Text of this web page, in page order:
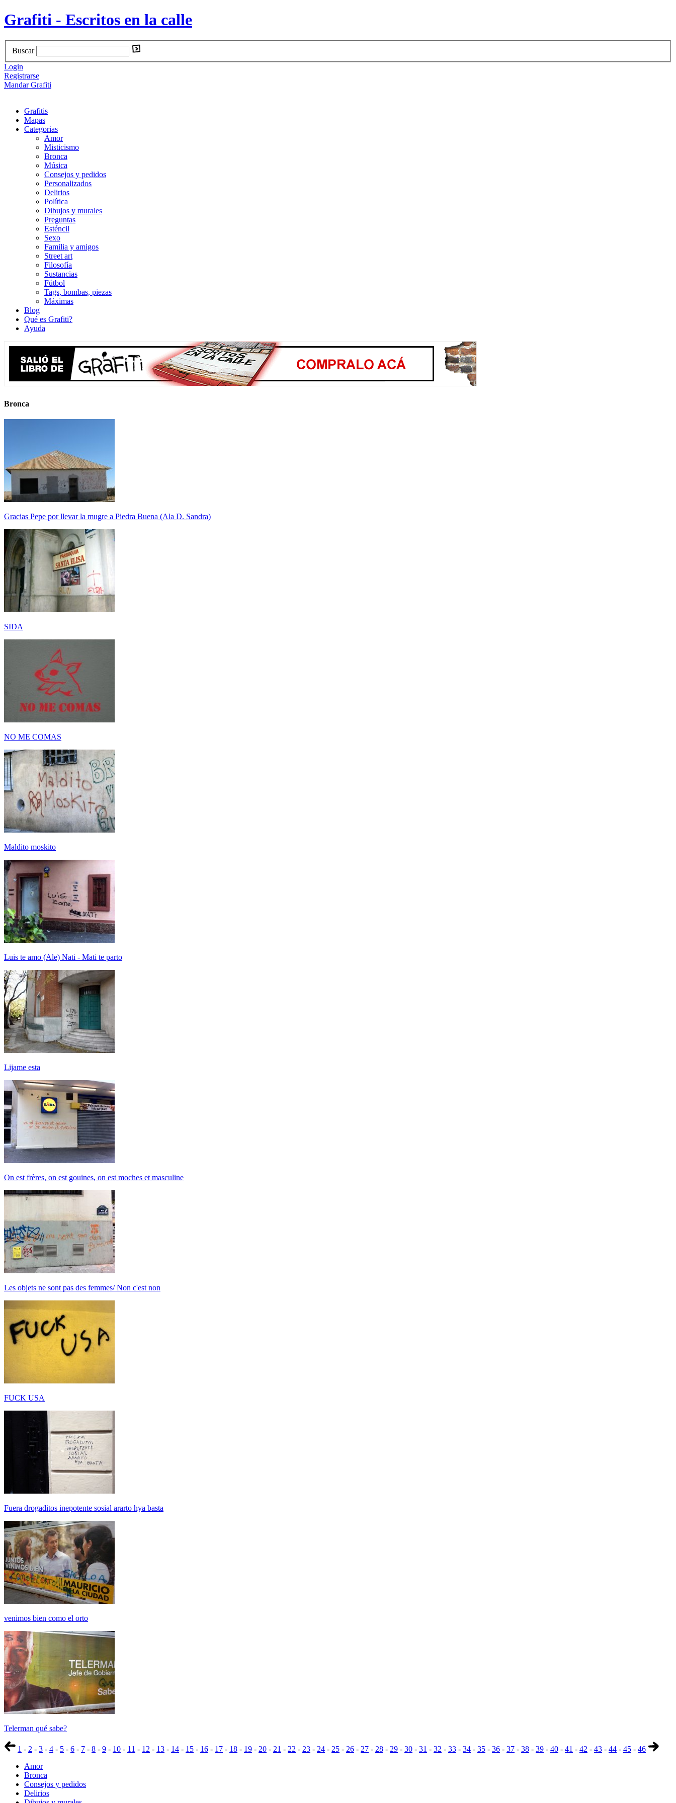
Grafiti - Escritos en la calle
Buscar
Login
Registrarse
Mandar Grafiti
Grafitis
Mapas
Categorias
Amor
Misticismo
Bronca
Música
Consejos y pedidos
Personalizados
Delirios
Política
Dibujos y murales
Preguntas
Esténcil
Sexo
Familia y amigos
Street art
Filosofía
Sustancias
Fútbol
Tags, bombas, piezas
Máximas
Blog
Qué es Grafiti?
Ayuda
Bronca
Gracias Pepe por llevar la mugre a Piedra Buena (Ala D. Sandra)
SIDA
NO ME COMAS
Maldito moskito
Luis te amo (Ale) Nati - Mati te parto
Lijame esta
On est frères, on est gouines, on est moches et masculine
Les objets ne sont pas des femmes/ Non c'est non
FUCK USA
Fuera drogaditos inepotente sosial ararto hya basta
venimos bien como el orto
Telerman qué sabe?
1 - 2 - 3 - 4 - 5 - 6 - 7 - 8 - 9 - 10 - 11 - 12 - 13 - 14 - 15 - 16 - 17 - 18 - 19 - 20 - 21 - 22 - 23 - 24 - 25 - 26 - 27 - 28 - 29 - 30 - 31 - 32 - 33 - 34 - 35 - 36 - 37 - 38 - 39 - 40 - 41 - 42 - 43 - 44 - 45 - 46
Amor
Bronca
Consejos y pedidos
Delirios